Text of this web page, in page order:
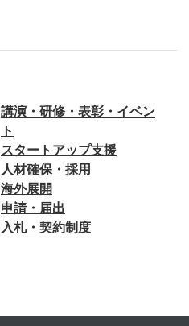
講演・研修・表彰・イベン
ト
スタートアップ支援
人材確保・採用
海外展開
申請・届出
入札・契約制度